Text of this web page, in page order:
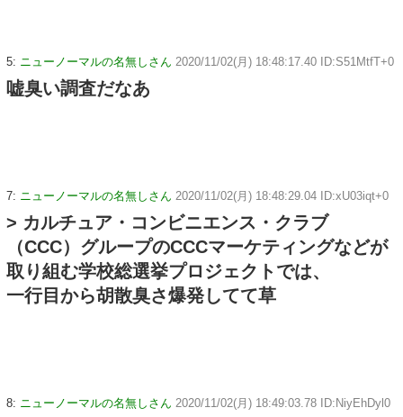
5: ニューノーマルの名無しさん 2020/11/02(月) 18:48:17.40 ID:S51MtfT+0
嘘臭い調査だなあ
7: ニューノーマルの名無しさん 2020/11/02(月) 18:48:29.04 ID:xU03iqt+0
> カルチュア・コンビニエンス・クラブ
（CCC）グループのCCCマーケティングなどが
取り組む学校総選挙プロジェクトでは、
一行目から胡散臭さ爆発してて草
8: ニューノーマルの名無しさん 2020/11/02(月) 18:49:03.78 ID:NiyEhDyl0